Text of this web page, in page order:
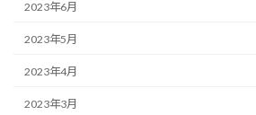
2023年6月
2023年5月
2023年4月
2023年3月